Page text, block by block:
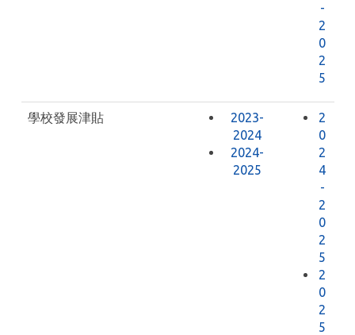
-
2
0
2
5
學校發展津貼
2023-
2024
2024-
2025
2
0
2
4
-
2
0
2
5
2
0
2
5